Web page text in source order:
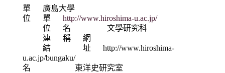
單
位
廣島大學
單
位
連
結
http://www.hiroshima-u.ac.jp/
名
稱
文學研究科
網
址
http://www.hiroshima-
u.ac.jp/bungaku/
名
東洋史研究室